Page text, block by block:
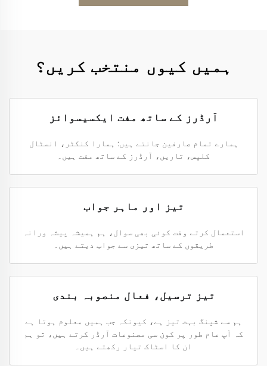
ہمیں کیوں منتخب کریں؟
آرڈرز کے ساتھ مفت ایکسیسوائز
ہمارے تمام صارفین جانتے ہیں: ہمارا کنکٹر، انسٹال
کلپس، تاریں، آرڈرز کے ساتھ مفت ہیں۔
تیز اور ماہر جواب
استعمال کرتے وقت کوئی بھی سوال، ہم ہمیشہ پیشہ ورانہ
طریقوں کے ساتھ تیزی سے جواب دیتے ہیں۔
تیز ترسیل، فعال منصوبہ بندی
ہم سے شپنگ بہت تیز ہے، کیونکہ جب ہمیں معلوم ہوتا ہے
کہ آپ عام طور پر کون سی مصنوعات آرڈر کرتے ہیں، تو ہم
ان کا اسٹاک تیار رکھتے ہیں۔